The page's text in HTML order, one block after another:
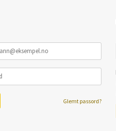
Glemt passord?